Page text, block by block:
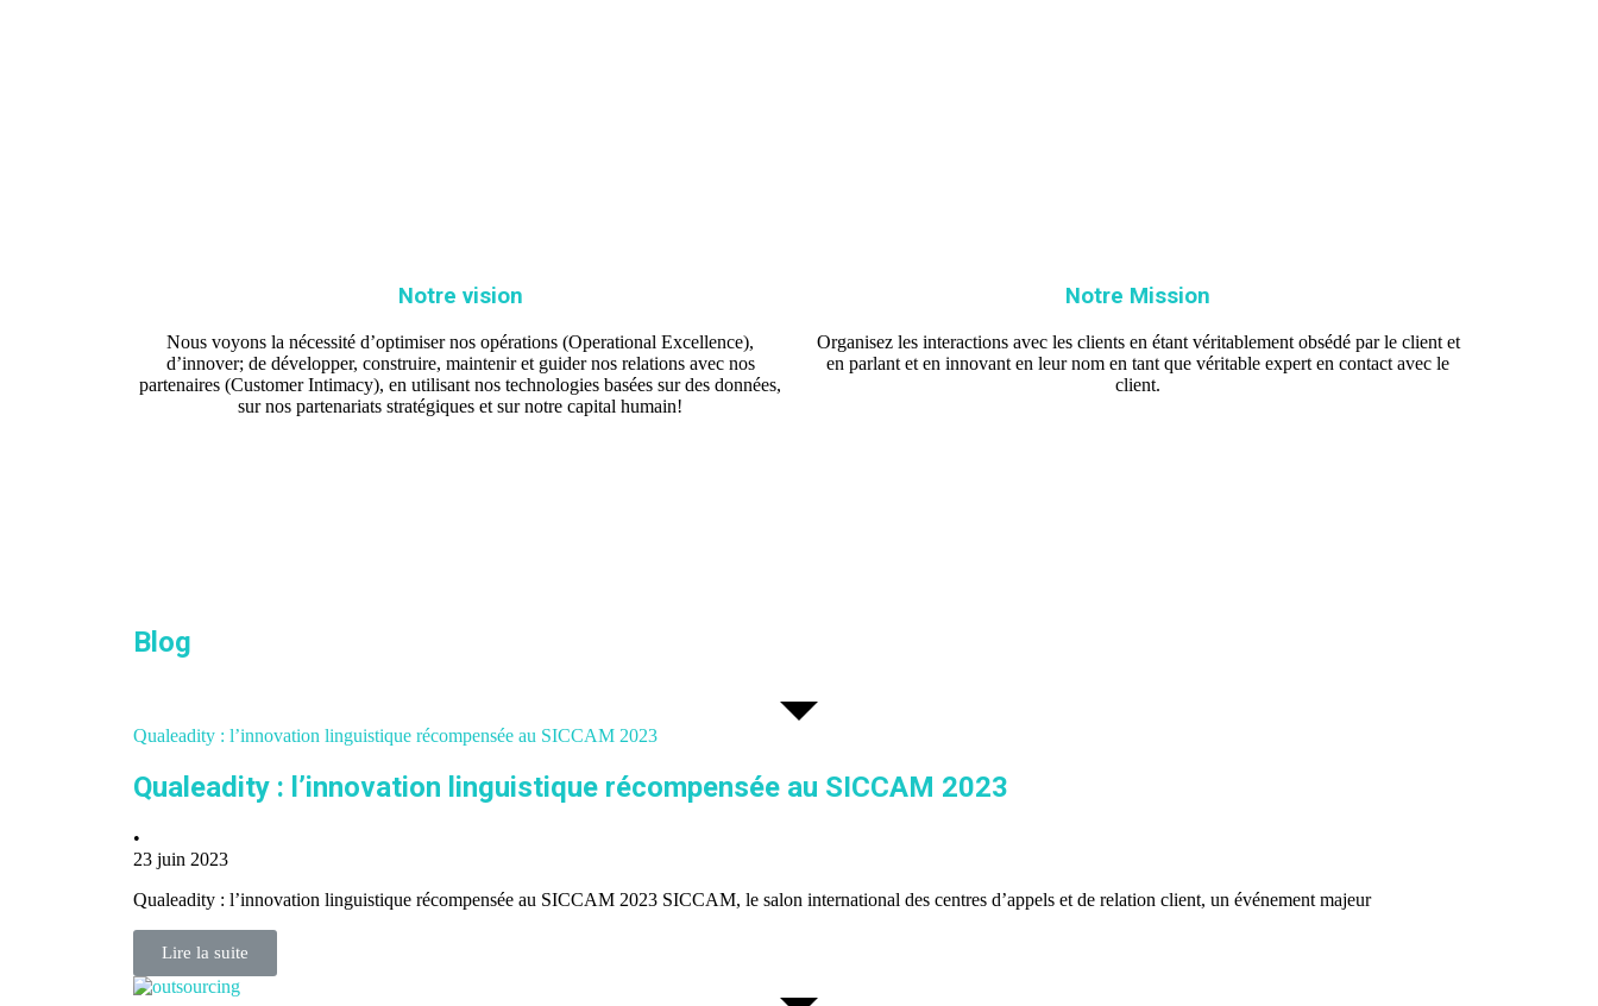
Notre vision
Nous voyons la nécessité d’optimiser nos opérations (Operational Excellence),
d’innover; de développer, construire, maintenir et guider nos relations avec nos
partenaires (Customer Intimacy), en utilisant nos technologies basées sur des données,
sur nos partenariats stratégiques et sur notre capital humain!
Notre Mission
Organisez les interactions avec les clients en étant véritablement obsédé par le client et
en parlant et en innovant en leur nom en tant que véritable expert en contact avec le
client.
Blog
Qualeadity : l’innovation linguistique récompensée au SICCAM 2023
Qualeadity : l’innovation linguistique récompensée au SICCAM 2023
•
23 juin 2023
Qualeadity : l’innovation linguistique récompensée au SICCAM 2023 SICCAM, le salon international des centres d’appels et de relation client, un événement majeur
Lire la suite